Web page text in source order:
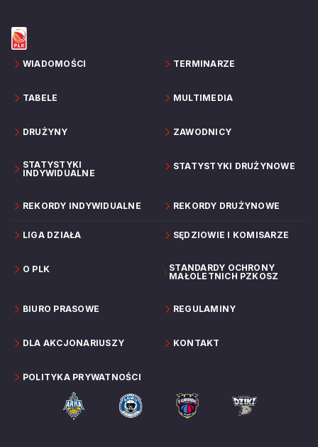
WIADOMOŚCI TERMINARZE
TABELE MULTIMEDIA
DRUŻYNY ZAWODNICY
STATYSTYKI
INDYWIDUALNE
STATYSTYKI DRUŻYNOWE
REKORDY INDYWIDUALNE REKORDY DRUŻYNOWE
LIGA DZIAŁA SĘDZIOWIE I KOMISARZE
O PLK
STANDARDY OCHRONY
MAŁOLETNICH PZKOSZ
BIURO PRASOWE REGULAMINY
DLA AKCJONARIUSZY KONTAKT
POLITYKA PRYWATNOŚCI